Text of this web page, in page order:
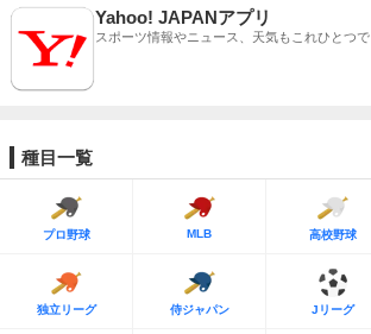
Yahoo! JAPANアプリ
スポーツ情報やニュース、天気もこれひとつで
種目一覧
プロ野球 MLB 高校野球
独立リーグ 侍ジャパン Jリーグ